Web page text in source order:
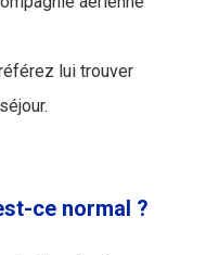
lui trouver
ce normal ?